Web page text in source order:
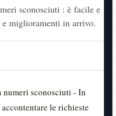
sconosciuti : è facile e
miglioramenti in arrivo.
numeri sconosciuti - In
le richieste